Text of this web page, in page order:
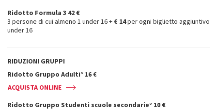
Ridotto Formula 3 42 €
3 persone di cui almeno 1 under 16 +€ 14per ogni biglietto aggiuntivo
under 16
RIDUZIONI GRUPPI
Ridotto Gruppo Adulti° 16 €
ACQUISTA ONLINE
Ridotto Gruppo Studenti scuole secondarie° 10 €